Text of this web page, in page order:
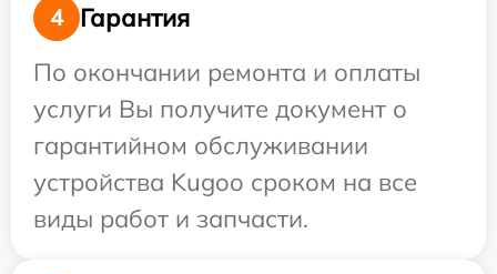
4
Гарантия
По окончании ремонта и оплаты
услуги Вы получите документ о
гарантийном обслуживании
устройства Kugoo сроком на все
виды работ и запчасти.